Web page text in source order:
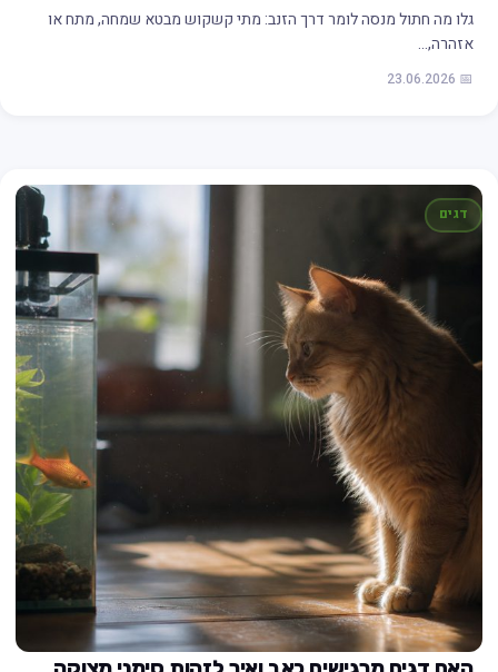
גלו מה חתול מנסה לומר דרך הזנב: מתי קשקוש מבטא שמחה, מתח או
אזהרה,…
📅 23.06.2026
דגים